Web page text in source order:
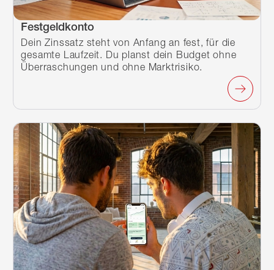
Festgeldkonto
Dein Zinssatz steht von Anfang an fest, für die
gesamte Laufzeit. Du planst dein Budget ohne
Überraschungen und ohne Marktrisiko.